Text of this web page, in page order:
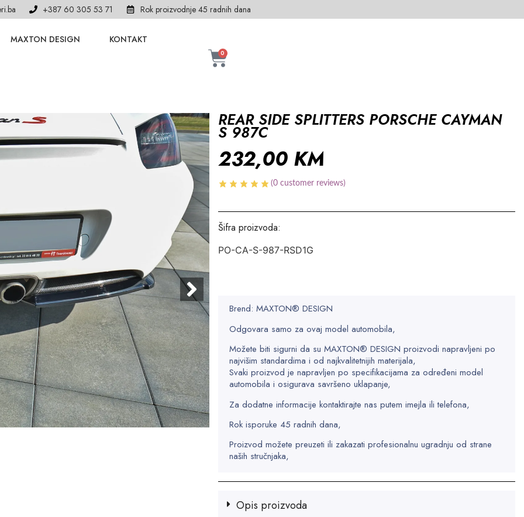
+387 60 305 53 71 Rok proizvodnje 45 radnih dana
MAXTON DESIGN KONTAKT
0
REAR SIDE SPLITTERS PORSCHE CAYMAN
S 987C
232,00 KM
(0 customer reviews)
Šifra proizvoda:
PO-CA-S-987-RSD1G
Brend: MAXTON® DESIGN
Odgovara samo za ovaj model automobila,
Možete biti sigurni da su MAXTON® DESIGN proizvodi napravljeni po
najvišim standardima i od najkvalitetnijih materijala,
Svaki proizvod je napravljen po specifikacijama za određeni model
automobila i osigurava savršeno uklapanje,
Za dodatne informacije kontaktirajte nas putem imejla ili telefona,
Rok isporuke 45 radnih dana,
Proizvod možete preuzeti ili zakazati profesionalnu ugradnju od strane
naših stručnjaka,
Opis proizvoda